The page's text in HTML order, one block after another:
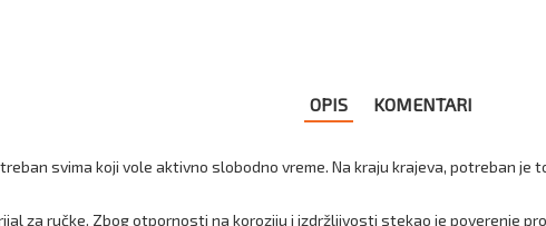
OPIS KOMENTARI
svima koji vole aktivno slobodno vreme. Na kraju krajeva, potreban je
za ručke. Zbog otpornosti na koroziju i izdržljivosti stekao je poverenje